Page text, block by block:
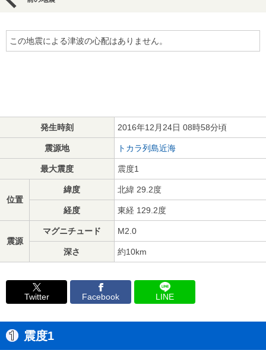
この地震による津波の心配はありません。
発生時刻 2016年12月24日 08時58分頃
震源地 トカラ列島近海
最大震度 震度1
位置
緯度 北緯 29.2度
経度 東経 129.2度
震源
マグニチュード M2.0
深さ 約10km
Twitter Facebook LINE
震度1